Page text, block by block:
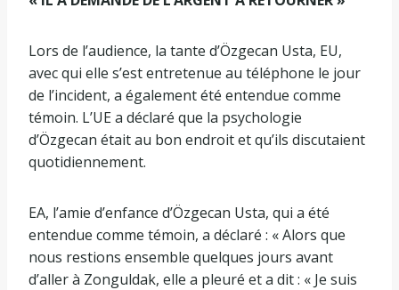
Lors de l’audience, la tante d’Özgecan Usta, EU,
avec qui elle s’est entretenue au téléphone le jour
de l’incident, a également été entendue comme
témoin. L’UE a déclaré que la psychologie
d’Özgecan était au bon endroit et qu’ils discutaient
quotidiennement.
EA, l’amie d’enfance d’Özgecan Usta, qui a été
entendue comme témoin, a déclaré : « Alors que
nous restions ensemble quelques jours avant
d’aller à Zonguldak, elle a pleuré et a dit : « Je suis